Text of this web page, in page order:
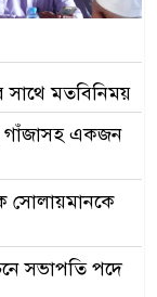
সাথে মতবিনিময়
গাঁজাসহ একজন
সোলায়মানকে
সভাপতি পদে